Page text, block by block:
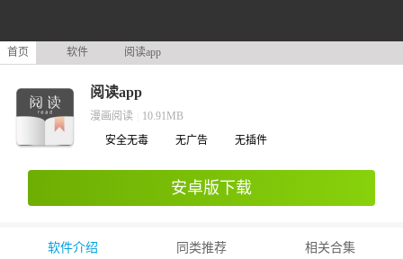
首页 软件 阅读app
阅读app
漫画阅读
10.91MB
安全无毒
无广告 无插件
安卓版下载
软件介绍 同类推荐 相关合集